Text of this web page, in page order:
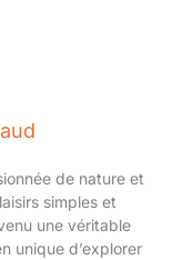
de carbone,
carbone, 40.0%
40.0% Résine
de nature et
simples et
une véritable
unique d’explorer